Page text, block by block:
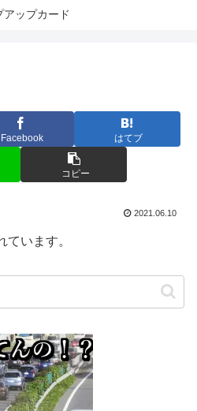
アップカード
Facebook はてブ
コピー
2021.06.10
います。